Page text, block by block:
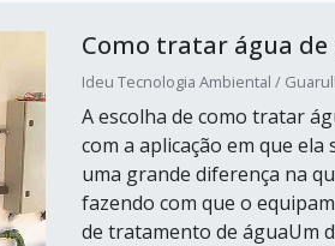
Como tratar água
Ideu Tecnologia Ambiental /
A escolha de como tratar
com a aplicação em que
uma grande diferença na
fazendo com que o
de tratamento de águaUm